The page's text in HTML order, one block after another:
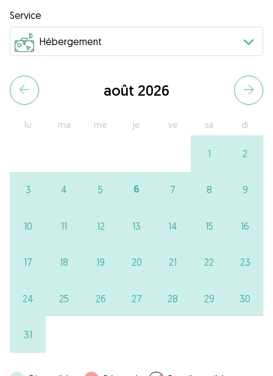
Service
août 2026
lu ma me je ve sa di
1 2
3 4 5 6 7 8 9
10 11 12 13 14 15 16
17 18 19 20 21 22 23
24 25 26 27 28 29 30
31